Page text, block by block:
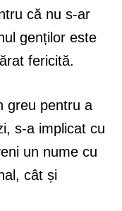
că nu s-ar
genților este
fericită.
greu pentru a
s-a implicat cu
un nume cu
cât și